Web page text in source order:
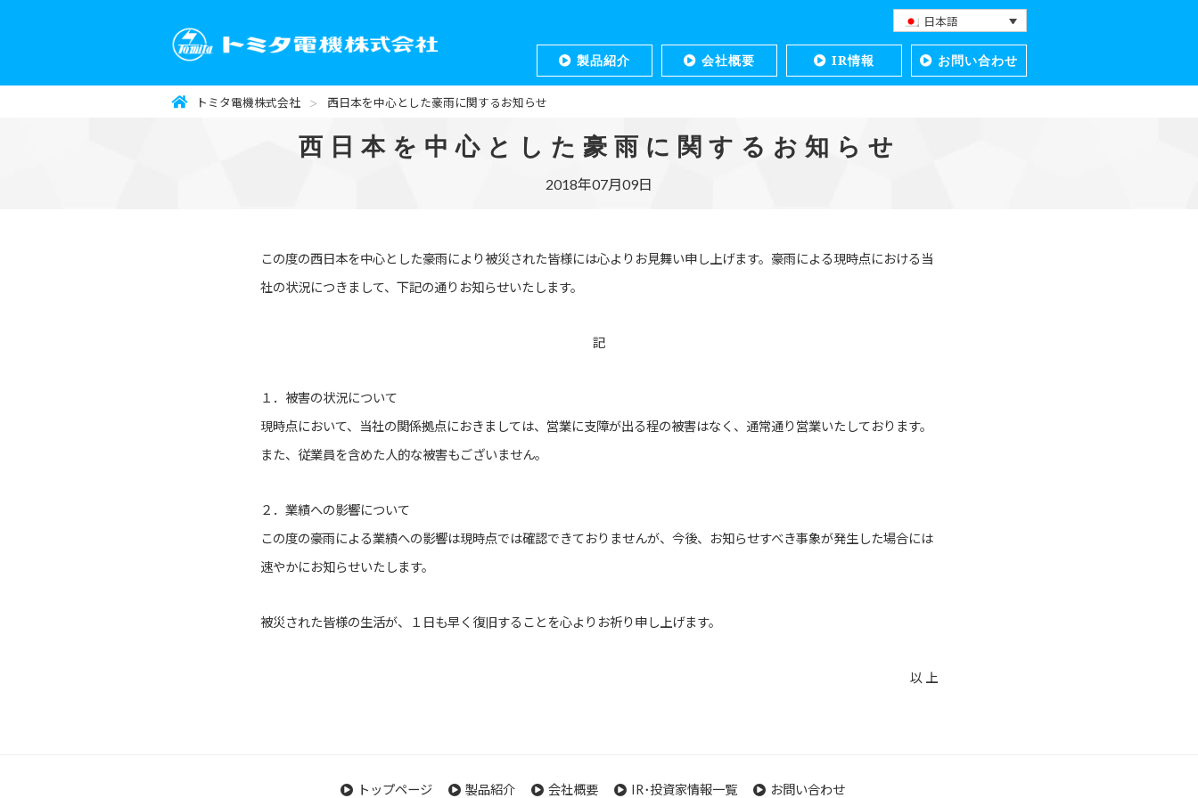
製品紹介 会社概要 IR情報 お問い合わせ
日本語
トミタ電機株式会社 西日本を中心とした豪雨に関するお知らせ
西日本を中心とした豪雨に関するお知らせ
2018年07月09日
この度の西日本を中心とした豪雨により被災された皆様には心よりお見舞い申し上げます。豪雨による現時点における当
社の状況につきまして、下記の通りお知らせいたします。
記
１．被害の状況について
現時点において、当社の関係拠点におきましては、営業に支障が出る程の被害はなく、通常通り営業いたしております。
また、従業員を含めた人的な被害もございません。
２．業績への影響について
この度の豪雨による業績への影響は現時点では確認できておりませんが、今後、お知らせすべき事象が発生した場合には
速やかにお知らせいたします。
被災された皆様の生活が、１日も早く復旧することを心よりお祈り申し上げます。
以 上
トップページ 製品紹介 会社概要 IR･投資家情報一覧 お問い合わせ